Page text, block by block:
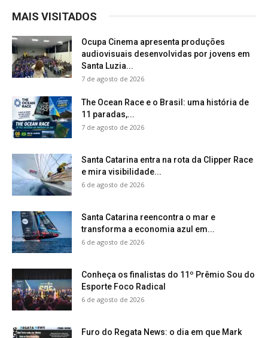
MAIS VISITADOS
Ocupa Cinema apresenta produções
audiovisuais desenvolvidas por jovens em
Santa Luzia...
7 de agosto de 2026
The Ocean Race e o Brasil: uma história de
11 paradas,...
7 de agosto de 2026
Santa Catarina entra na rota da Clipper Race
e mira visibilidade...
6 de agosto de 2026
Santa Catarina reencontra o mar e
transforma a economia azul em...
6 de agosto de 2026
Conheça os finalistas do 11º Prêmio Sou do
Esporte Foco Radical
6 de agosto de 2026
Furo do Regata News: o dia em que Mark